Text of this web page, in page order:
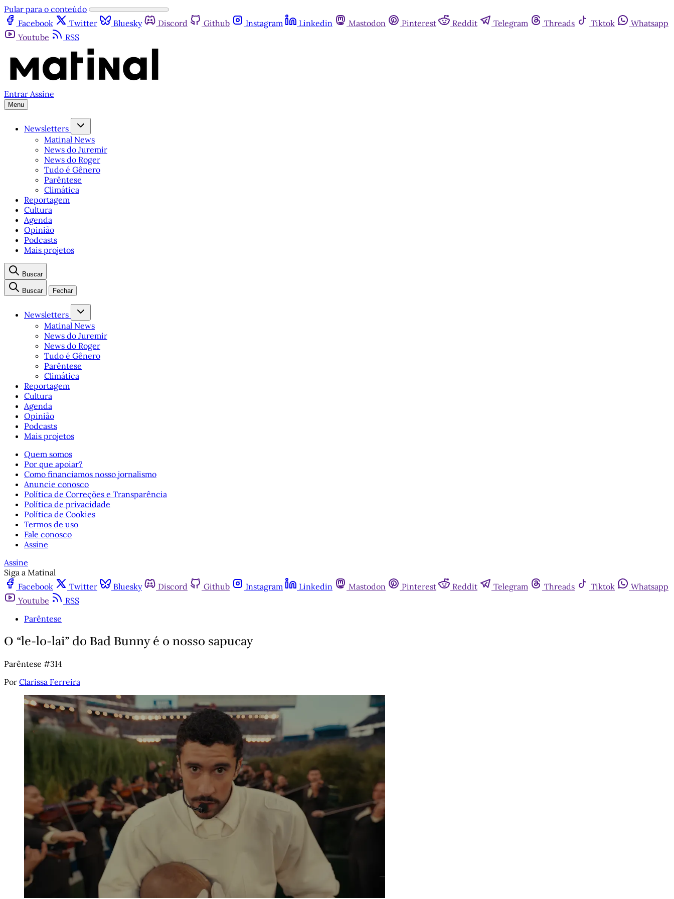
Pular para o conteúdo
Facebook
Twitter Bluesky Discord Github Instagram Linkedin Mastodon Pinterest Reddit Telegram Threads Tiktok
Whatsapp
Youtube
RSS
Entrar Assine
Menu
Newsletters
Matinal News
News do Juremir
News do Roger
Tudo é Gênero
Parêntese
Climática
Reportagem
Cultura
Agenda
Opinião
Podcasts
Mais projetos
Buscar
Buscar Fechar
Newsletters
Matinal News
News do Juremir
News do Roger
Tudo é Gênero
Parêntese
Climática
Reportagem
Cultura
Agenda
Opinião
Podcasts
Mais projetos
Quem somos
Por que apoiar?
Como financiamos nosso jornalismo
Anuncie conosco
Política de Correções e Transparência
Política de privacidade
Política de Cookies
Termos de uso
Fale conosco
Assine
Assine
Siga a Matinal
Facebook
Twitter Bluesky Discord Github Instagram Linkedin Mastodon Pinterest Reddit Telegram Threads Tiktok
Whatsapp
Youtube
RSS
Parêntese
O “le-lo-lai” do Bad Bunny é o nosso sapucay
Parêntese #314
Por Clarissa Ferreira